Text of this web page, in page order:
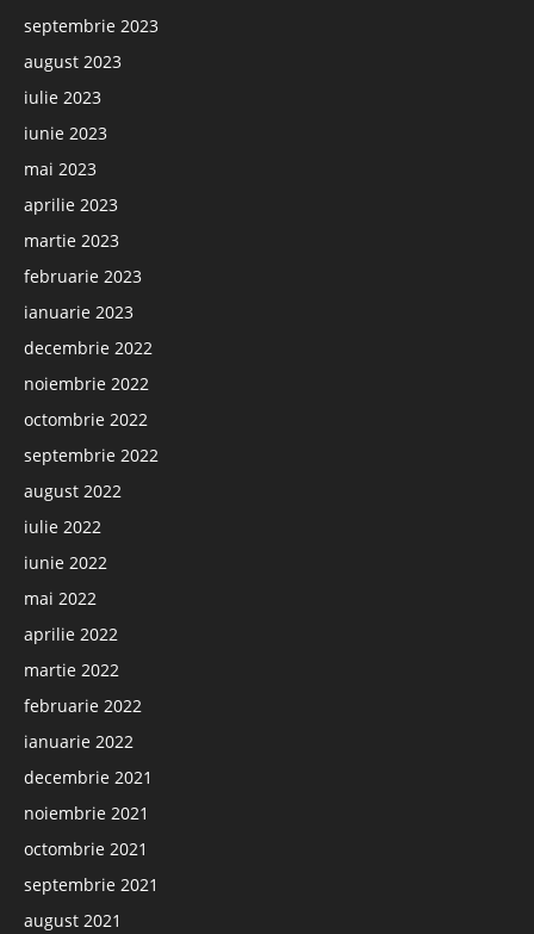
septembrie 2023
august 2023
iulie 2023
iunie 2023
mai 2023
aprilie 2023
martie 2023
februarie 2023
ianuarie 2023
decembrie 2022
noiembrie 2022
octombrie 2022
septembrie 2022
august 2022
iulie 2022
iunie 2022
mai 2022
aprilie 2022
martie 2022
februarie 2022
ianuarie 2022
decembrie 2021
noiembrie 2021
octombrie 2021
septembrie 2021
august 2021